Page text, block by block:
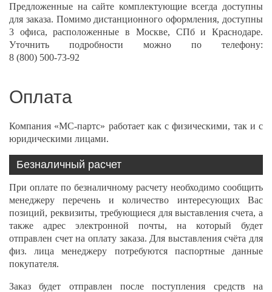
Предложенные на сайте комплектующие всегда доступны
для заказа. Помимо дистанционного оформления, доступны
3 офиса, расположенные в Москве, СПб и Краснодаре.
Уточнить подробности можно по телефону:
8 (800) 500-73-92
Оплата
Компания «МС-партс» работает как с физическими, так и с
юридическими лицами.
Безналичный расчет
При оплате по безналичному расчету необходимо сообщить
менеджеру перечень и количество интересующих Вас
позиций, реквизиты, требующиеся для выставления счета, а
также адрес электронной почты, на который будет
отправлен счет на оплату заказа. Для выставления счёта для
физ. лица менеджеру потребуются паспортные данные
покупателя.
Заказ будет отправлен после поступления средств на